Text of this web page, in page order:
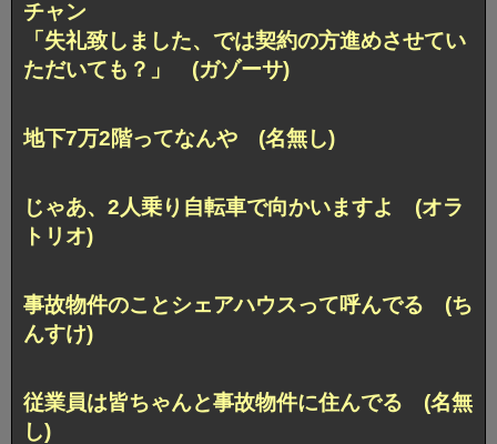
チャン
「失礼致しました、では契約の方進めさせてい
ただいても？」 (ガゾーサ)
地下7万2階ってなんや (名無し)
じゃあ、2人乗り自転車で向かいますよ (オラ
トリオ)
事故物件のことシェアハウスって呼んでる (ち
んすけ)
従業員は皆ちゃんと事故物件に住んでる (名無
し)